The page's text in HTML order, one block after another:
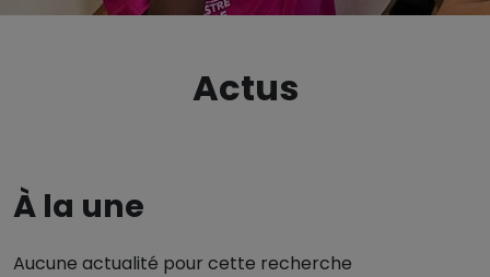
Actus
À la une
Aucune actualité pour cette recherche